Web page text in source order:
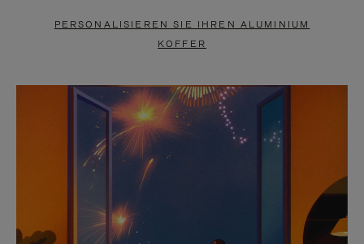
DRÜCKEN
ANZUHALTEN
ZUM
AUFHEBEN
STUMMSCHALTUNG
PERSONALISIEREN SIE IHREN ALUMINIUM
KOFFER